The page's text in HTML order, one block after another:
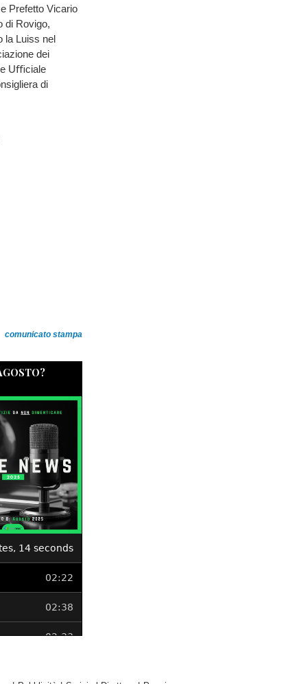
Prefetto Vicario
di Rovigo,
la Luiss nel
dei
Uﬃciale
di
comunicato stampa